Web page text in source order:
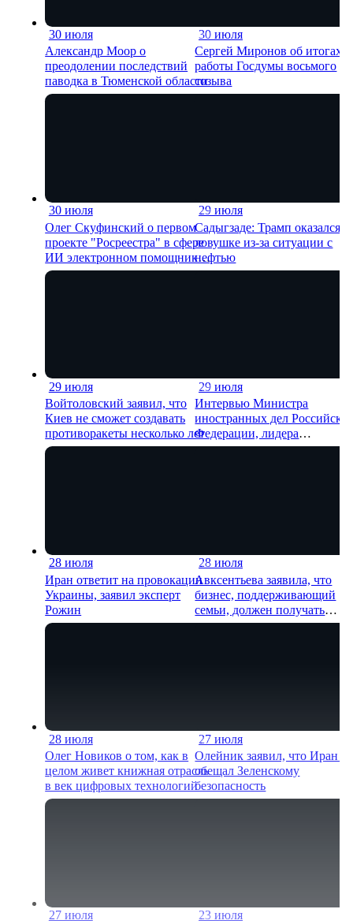
30 июля
6 мин
Александр Моор о
преодолении последствий
паводка в Тюменской области
30 июля
Сергей Миронов об итогах
работы Госдумы восьмого
созыва
30 июля
13 мин
Олег Скуфинский о первом
проекте "Росреестра" в сфере
ИИ электронном помощнике
"Ева"
29 июля
Садыгзаде: Трамп оказался в
ловушке из-за ситуации с
нефтью
29 июля
13 мин
Войтоловский заявил, что
Киев не сможет создавать
противоракеты несколько лет
29 июля
Интервью Министра
иностранных дел
Федерации, лидера
предвыборного списка
28 июля
10 мин
Иран ответит на провокации
Украины, заявил эксперт
Рожин
28 июля
Авксентьева заявила, что
бизнес, поддерживающий
семьи, должен получать
преференции
28 июля
24 мин
Олег Новиков о том, как в
целом живет книжная отрасль
в век цифровых технологий
27 июля
Олейник заявил, что Иран
обещал Зеленскому
безопасность
27 июля
12 мин23 июля